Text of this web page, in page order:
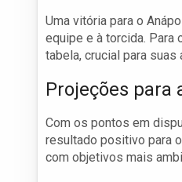
Uma vitória para o
equipe e à torcida. Para
tabela, crucial para suas
Projeções para
Com os pontos em
resultado positivo para
com objetivos mais